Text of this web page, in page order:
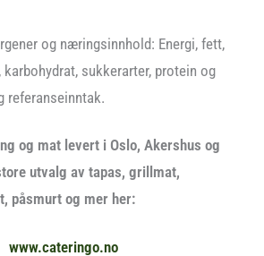
og næringsinnhold: Energi, fett,
sukkerarter, protein og
referanseinntak.
og mat levert i Oslo, Akershus og
utvalg av tapas, grillmat,
påsmurt og mer her:
www.cateringo.no